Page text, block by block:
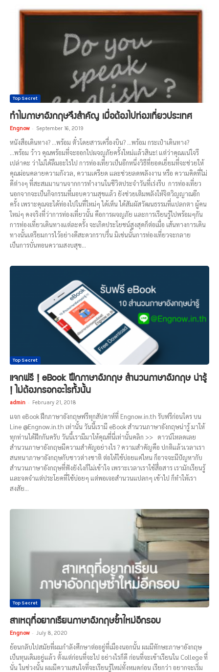
Top Secret
ทำไมภาษาอังกฤษจึงสำคัญ เมื่อต้องไปท่องเที่ยวประเทศ
Engnow - September 16, 2019
หนังสือเดินทาง? ...พร้อม ตั๋วโดยสารเครื่องบิน? ...พร้อม กระเป๋าเดินทาง?
...พร้อม ว้าว คุณพร้อมที่จะออกไปผจญภัยครั้งใหม่แล้วสินะ! แต่ว่าคุณแน่ใจรึ
เปล่าคะ ว่าไม่ได้ลืมอะไรไป การท่องเที่ยวเป็นอีกหนึ่งวิธีที่ยอดเยี่ยมที่จะช่วยให้
คุณผ่อนคลายความกังวล, ความเครียด และช่วยลดพลังงาน หรือ ความคิดที่ไม่
ดีต่างๆ ที่สะสมมานานจากการทำงานในชีวิตประจำวันที่เร่งรีบ การท่องเที่ยว
นอกจากจะเป็นกิจกรรมที่มอบความสุขแล้ว ยังช่วยเติมพลังให้จิตวิญญาณอีก
ครั้ง เพราะคุณจะได้ท่องไปในที่ใหม่ๆ ได้เห็น ได้สัมผัสวัฒนธรรมที่แปลกตา ผู้คน
ใหม่ๆ คงจริงที่ว่าการท่องเที่ยวนั้น คือการผจญภัย และการเรียนรู้ไปพร้อมๆกัน
การท่องเที่ยวเดินทางแต่ละครั้ง จะเกิดประโยชน์สูงสุดก็ต่อเมื่อ เส้นทางการเดิน
ทางนั้นเตรียมการไว้อย่างดีสะดวกราบรื่น มิเช่นนั้นการท่องเที่ยวจะกลาย
เป็นการบั่นทอนความสงบสุข...
Top Secret
แจกฟรี ! eBook ฝึกภาษาอังกฤษ สำนวนภาษาอังกฤษ น่ารู้
! ไม่ต้องกรอกอะไรทั้งนั้น
admin - February 21, 2018
แจก eBook ฝึกภาษาอังกฤษฟรีทุกสัปดาห์ที่ Engnow.in.th รับฟรีก่อนใคร บน
Line @Engnow.in.th เท่านั้น วันนี้เรามี eBook สำนวนภาษาอังกฤษน่ารู้ มาให้
ทุกท่านได้ฝึกกันครับ วันนี้เรามีมาให้คุณที่นี่เท่านั้นคลิก >> ดาวน์โหลดเลย
สำนวนภาษาอังกฤษมีความสำคัญอย่างไร ? ความสำคัญคือ ปกติแล้วเวลาเรา
สนทนาภาษาอังกฤษกับชาวต่างชาติ ต่อให้ใช้บ่อยแค่ไหน ก็อาจจะมีปัญหากับ
สำนวนภาษาอังกฤษที่ฟังยังไงก็ไม่เข้าใจ เพราะเวลาเราใช้สื่อสาร เรามักเรียนรู้
และจดจำแต่ประโยคที่ใช้บ่อยๆ แต่พอเจอสำนวนแปลกๆ เข้าไป ก็ทำให้เรา
สงสัย...
Top Secret
สาเหตุที่อยากเรียนภาษาอังกฤษซ้ำใหม่อีกรอบ
Engnow - July 8, 2020
ย้อนกลับไปสมัยที่ผมกำลังศึกษาต่ออยู่ที่เมืองนอกนั้น ผมมีทักษะภาษาอังกฤษ
เป็นทุนเดิมอยู่แล้ว ตั้งแต่ก่อนที่จะไป อย่างไรก็ดี ก่อนที่จะเข้าเรียนใน College ที่
นั่น ในช่วงนั้น ผมมีความสนใจที่จะเรียนรู้ใหม่ทั้งหมดก่อน เรียกว่า อยากจะเริ่ม